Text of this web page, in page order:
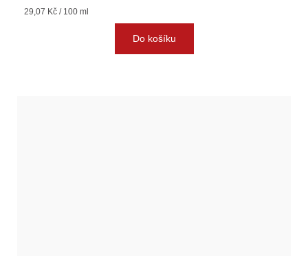
Měrná
29,07 Kč / 100 ml
Do košíku